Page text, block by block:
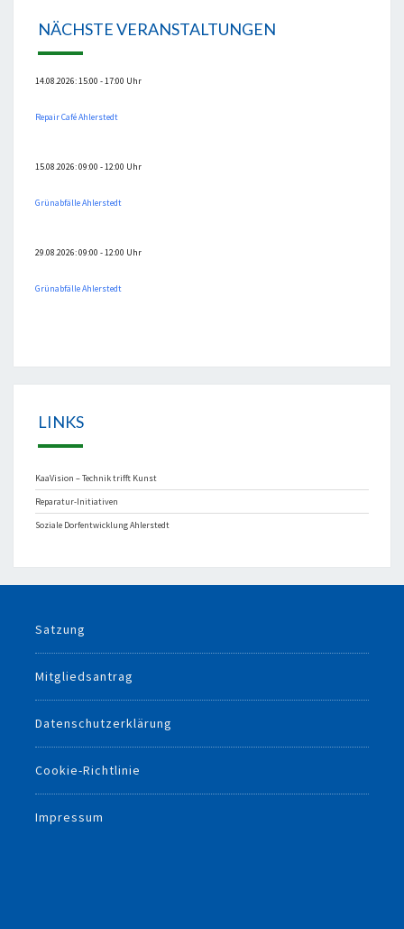
NÄCHSTE VERANSTALTUNGEN
14.08.2026: 15:00 - 17:00 Uhr
Repair Café Ahlerstedt
15.08.2026: 09:00 - 12:00 Uhr
Grünabfälle Ahlerstedt
29.08.2026: 09:00 - 12:00 Uhr
Grünabfälle Ahlerstedt
LINKS
KaaVision – Technik trifft Kunst
Reparatur-Initiativen
Soziale Dorfentwicklung Ahlerstedt
Satzung
Mitgliedsantrag
Datenschutzerklärung
Cookie-Richtlinie
Impressum